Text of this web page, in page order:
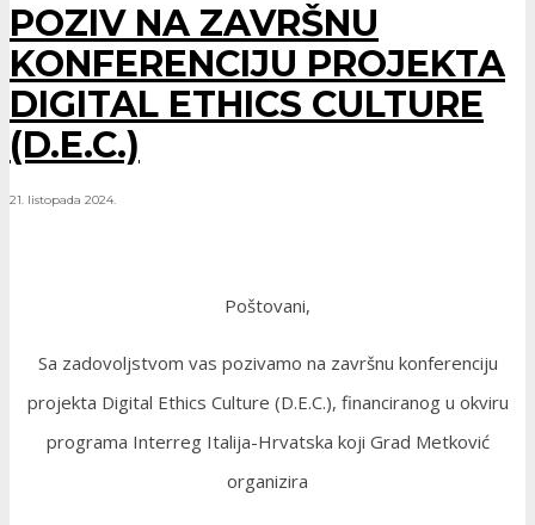
POZIV NA ZAVRŠNU
KONFERENCIJU PROJEKTA
DIGITAL ETHICS CULTURE
(D.E.C.)
21. listopada 2024.
Poštovani,
Sa zadovoljstvom vas pozivamo na završnu konferenciju
projekta Digital Ethics Culture (D.E.C.), financiranog u okviru
programa Interreg Italija-Hrvatska koji Grad Metković
organizira